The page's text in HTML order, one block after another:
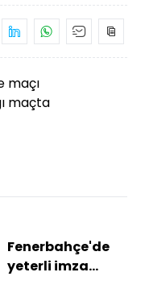
maçı
maçta
Fenerbahçe'de
yeterli imza